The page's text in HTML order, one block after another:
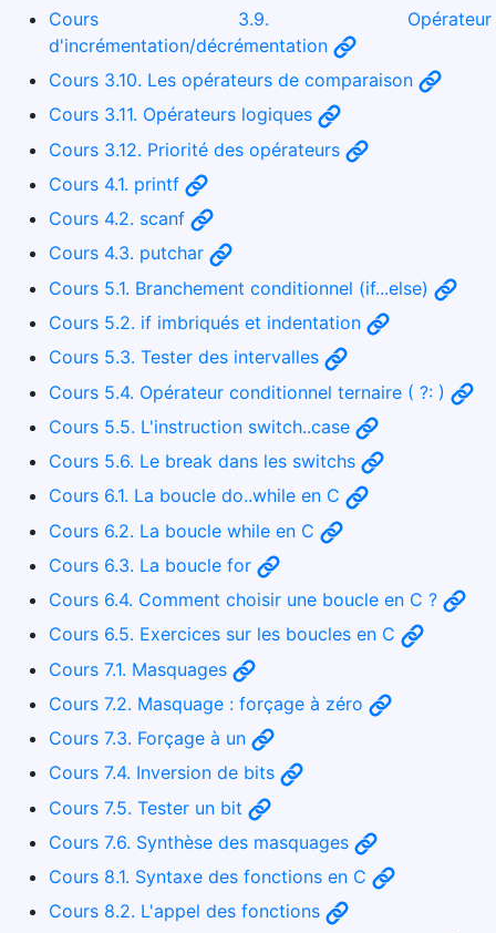
Cours 3.9. Opérateur
d'incrémentation/décrémentation
Cours 3.10. Les opérateurs de comparaison
Cours 3.11. Opérateurs logiques
Cours 3.12. Priorité des opérateurs
Cours 4.1. printf
Cours 4.2. scanf
Cours 4.3. putchar
Cours 5.1. Branchement conditionnel (if...else)
Cours 5.2. if imbriqués et indentation
Cours 5.3. Tester des intervalles
Cours 5.4. Opérateur conditionnel ternaire ( ?: )
Cours 5.5. L'instruction switch..case
Cours 5.6. Le break dans les switchs
Cours 6.1. La boucle do..while en C
Cours 6.2. La boucle while en C
Cours 6.3. La boucle for
Cours 6.4. Comment choisir une boucle en C ?
Cours 6.5. Exercices sur les boucles en C
Cours 7.1. Masquages
Cours 7.2. Masquage : forçage à zéro
Cours 7.3. Forçage à un
Cours 7.4. Inversion de bits
Cours 7.5. Tester un bit
Cours 7.6. Synthèse des masquages
Cours 8.1. Syntaxe des fonctions en C
Cours 8.2. L'appel des fonctions